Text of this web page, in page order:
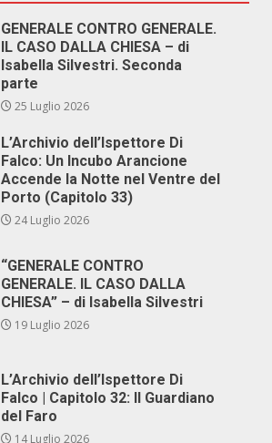
GENERALE CONTRO GENERALE.
IL CASO DALLA CHIESA – di
Isabella Silvestri. Seconda
parte
25 Luglio 2026
L’Archivio dell’Ispettore Di
Falco: Un Incubo Arancione
Accende la Notte nel Ventre del
Porto (Capitolo 33)
24 Luglio 2026
“GENERALE CONTRO
GENERALE. IL CASO DALLA
CHIESA” – di Isabella Silvestri
19 Luglio 2026
L’Archivio dell’Ispettore Di
Falco | Capitolo 32: Il Guardiano
del Faro
14 Luglio 2026